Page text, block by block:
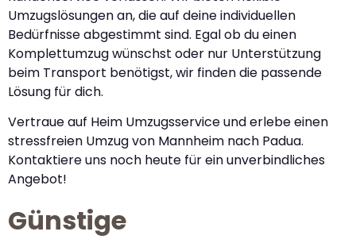
Umzugslösungen an, die auf deine individuellen
Bedürfnisse abgestimmt sind. Egal ob du einen
Komplettumzug wünschst oder nur Unterstützung
beim Transport benötigst, wir finden die passende
Lösung für dich.
Vertraue auf Heim Umzugsservice und erlebe einen
stressfreien Umzug von Mannheim nach Padua.
Kontaktiere uns noch heute für ein unverbindliches
Angebot!
Günstige